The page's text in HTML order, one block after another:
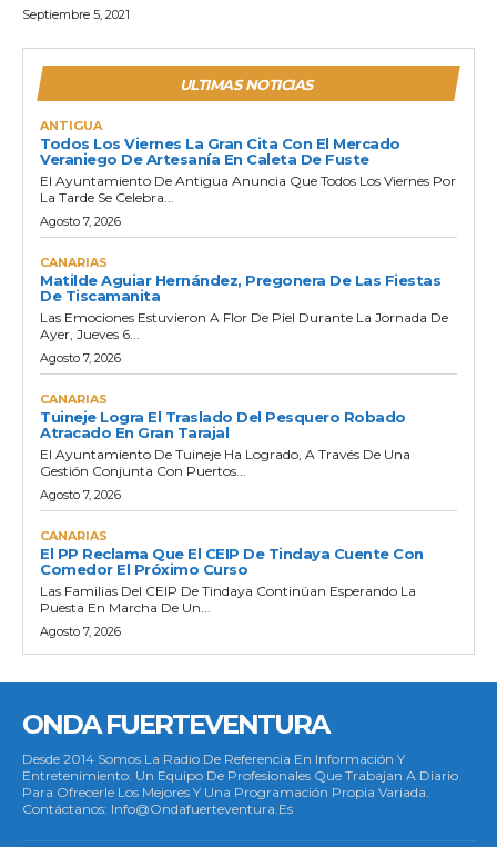
Septiembre 5, 2021
ULTIMAS NOTICIAS
ANTIGUA
Todos Los Viernes La Gran Cita Con El Mercado
Veraniego De Artesanía En Caleta De Fuste
El Ayuntamiento De Antigua Anuncia Que Todos Los Viernes Por
La Tarde Se Celebra...
Agosto 7, 2026
CANARIAS
Matilde Aguiar Hernández, Pregonera De Las Fiestas
De Tiscamanita
Las Emociones Estuvieron A Flor De Piel Durante La Jornada De
Ayer, Jueves 6...
Agosto 7, 2026
CANARIAS
Tuineje Logra El Traslado Del Pesquero Robado
Atracado En Gran Tarajal
El Ayuntamiento De Tuineje Ha Logrado, A Través De Una
Gestión Conjunta Con Puertos...
Agosto 7, 2026
CANARIAS
El PP Reclama Que El CEIP De Tindaya Cuente Con
Comedor El Próximo Curso
Las Familias Del CEIP De Tindaya Continúan Esperando La
Puesta En Marcha De Un...
Agosto 7, 2026
ONDA FUERTEVENTURA
Desde 2014 Somos La Radio De Referencia En Información Y
Entretenimiento. Un Equipo De Profesionales Que Trabajan A Diario
Para Ofrecerle Los Mejores Y Una Programación Propia Variada.
Contáctanos: Info@ondafuerteventura.es